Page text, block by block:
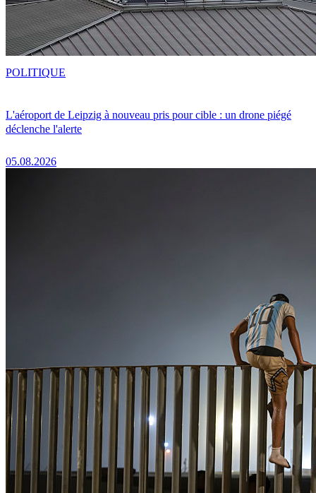
L'aéroport de Leipzig à nouveau pris pour cible : un drone piégé
déclenche l'alerte
05.08.2026
POLITIQUE